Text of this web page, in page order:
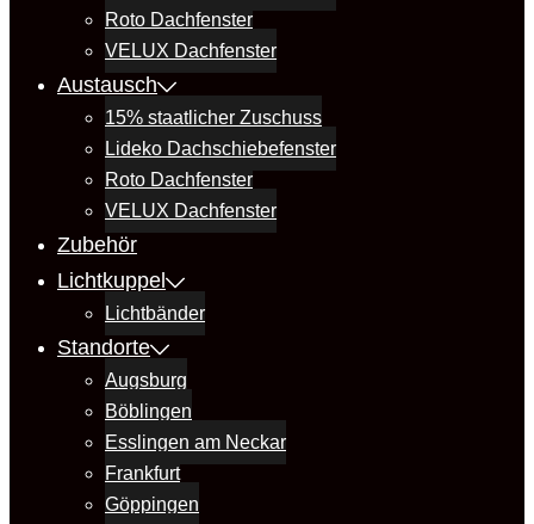
Roto Dachfenster
VELUX Dachfenster
Austausch
15% staatlicher Zuschuss
Lideko Dachschiebefenster
Roto Dachfenster
VELUX Dachfenster
Zubehör
Lichtkuppel
Lichtbänder
Standorte
Augsburg
Böblingen
Esslingen am Neckar
Frankfurt
Göppingen